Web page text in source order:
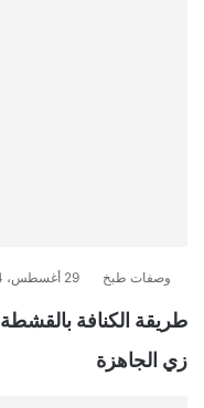
وصفات طبخ 29 أغسطس، 2024
زي الجاهزة